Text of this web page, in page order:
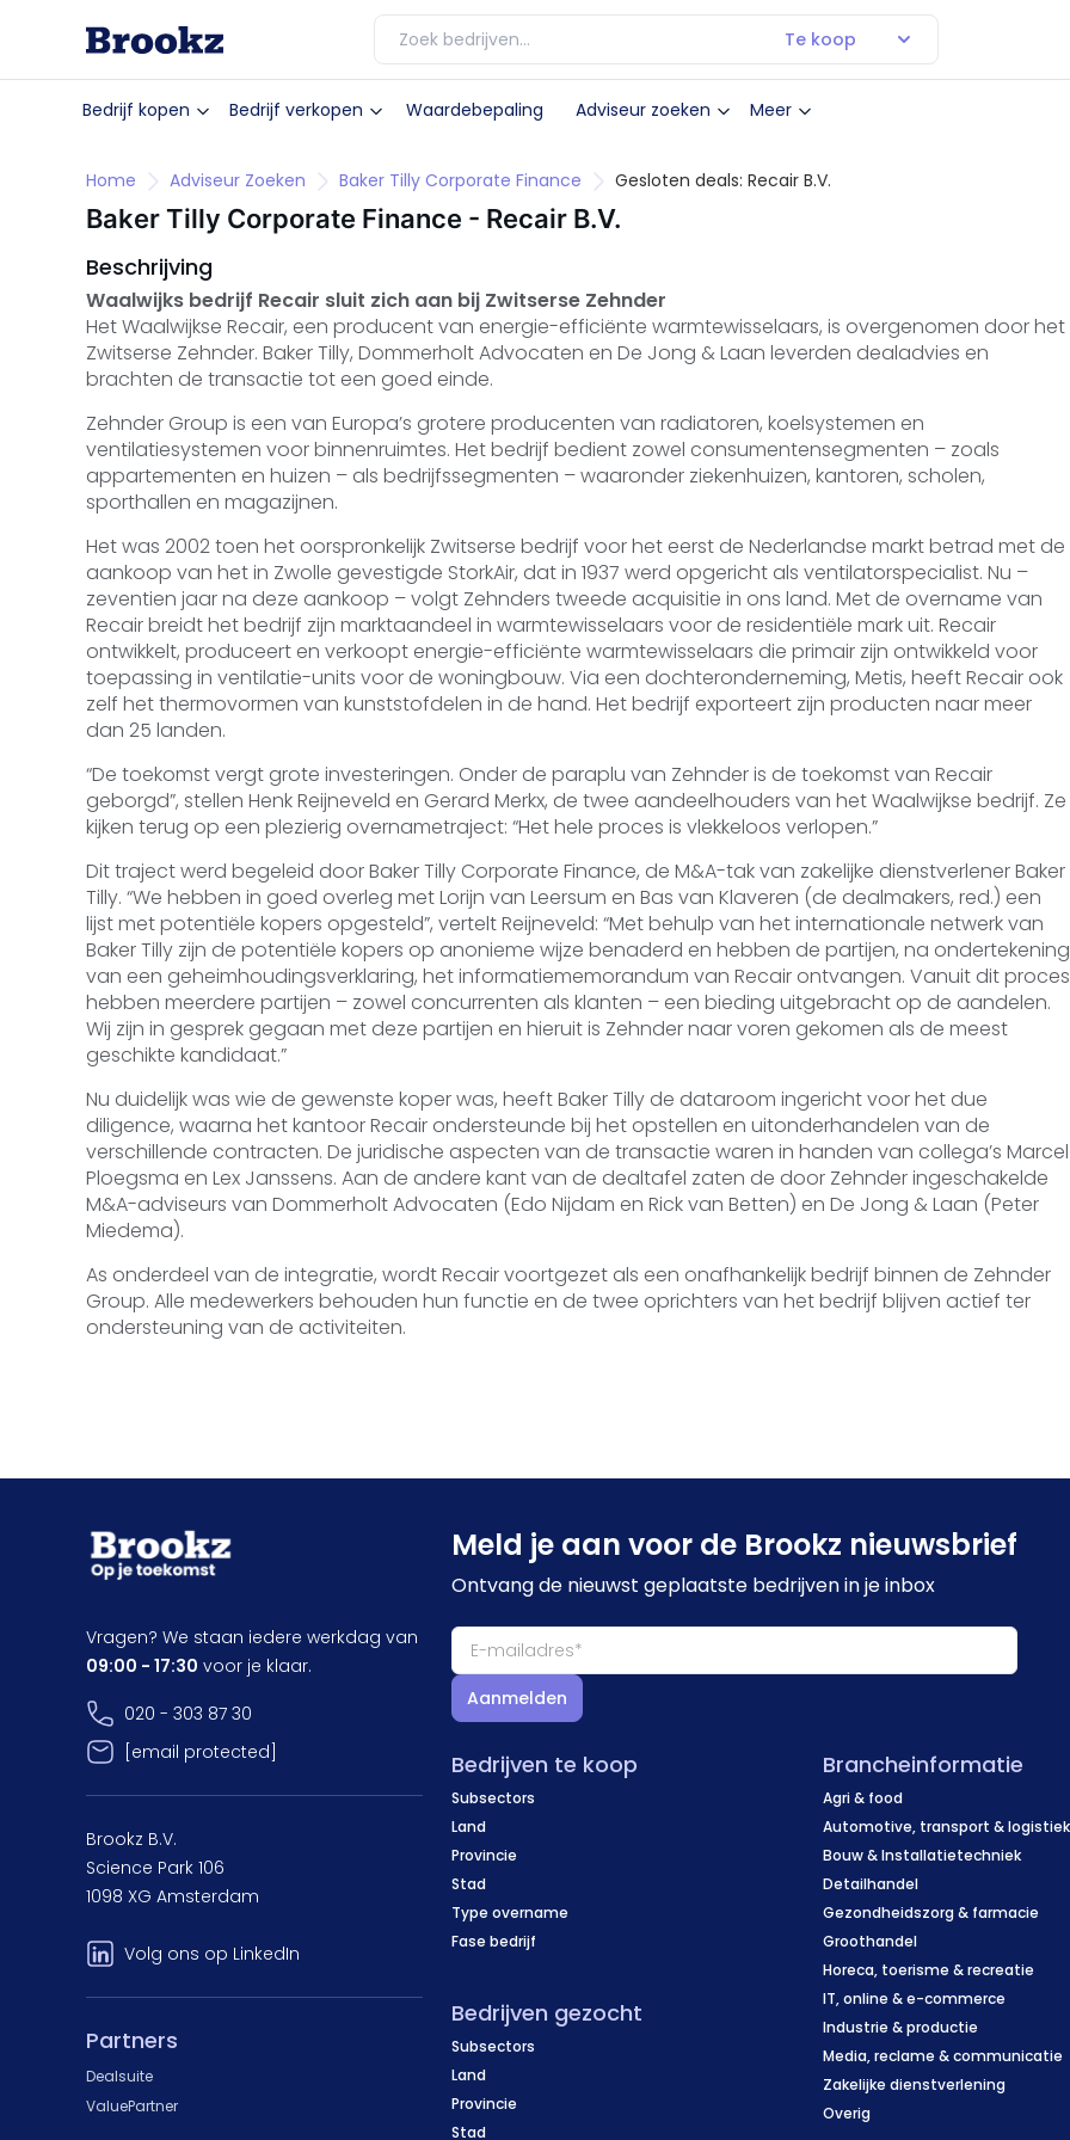
Te koop
Bedrijf kopen Bedrijf verkopen Waardebepaling Adviseur zoeken Meer
Home Adviseur Zoeken Baker Tilly Corporate Finance Gesloten deals: Recair B.V.
Baker Tilly Corporate Finance - Recair B.V.
Beschrijving
Waalwijks bedrijf Recair sluit zich aan bij Zwitserse Zehnder
Het Waalwijkse Recair, een producent van energie-efficiënte warmtewisselaars, is overgenomen door het
Zwitserse Zehnder. Baker Tilly, Dommerholt Advocaten en De Jong & Laan leverden dealadvies en
brachten de transactie tot een goed einde.
Zehnder Group is een van Europa’s grotere producenten van radiatoren, koelsystemen en
ventilatiesystemen voor binnenruimtes. Het bedrijf bedient zowel consumentensegmenten – zoals
appartementen en huizen – als bedrijfssegmenten – waaronder ziekenhuizen, kantoren, scholen,
sporthallen en magazijnen.
Het was 2002 toen het oorspronkelijk Zwitserse bedrijf voor het eerst de Nederlandse markt betrad met de
aankoop van het in Zwolle gevestigde StorkAir, dat in 1937 werd opgericht als ventilatorspecialist. Nu –
zeventien jaar na deze aankoop – volgt Zehnders tweede acquisitie in ons land. Met de overname van
Recair breidt het bedrijf zijn marktaandeel in warmtewisselaars voor de residentiële mark uit. Recair
ontwikkelt, produceert en verkoopt energie-efficiënte warmtewisselaars die primair zijn ontwikkeld voor
toepassing in ventilatie-units voor de woningbouw. Via een dochteronderneming, Metis, heeft Recair ook
zelf het thermovormen van kunststofdelen in de hand. Het bedrijf exporteert zijn producten naar meer
dan 25 landen.
“De toekomst vergt grote investeringen. Onder de paraplu van Zehnder is de toekomst van Recair
geborgd”, stellen Henk Reijneveld en Gerard Merkx, de twee aandeelhouders van het Waalwijkse bedrijf. Ze
kijken terug op een plezierig overnametraject: “Het hele proces is vlekkeloos verlopen.”
Dit traject werd begeleid door Baker Tilly Corporate Finance, de M&A-tak van zakelijke dienstverlener Baker
Tilly. “We hebben in goed overleg met Lorijn van Leersum en Bas van Klaveren (de dealmakers, red.) een
lijst met potentiële kopers opgesteld”, vertelt Reijneveld: “Met behulp van het internationale netwerk van
Baker Tilly zijn de potentiële kopers op anonieme wijze benaderd en hebben de partijen, na ondertekening
van een geheimhoudingsverklaring, het informatiememorandum van Recair ontvangen. Vanuit dit proces
hebben meerdere partijen – zowel concurrenten als klanten – een bieding uitgebracht op de aandelen.
Wij zijn in gesprek gegaan met deze partijen en hieruit is Zehnder naar voren gekomen als de meest
geschikte kandidaat.”
Nu duidelijk was wie de gewenste koper was, heeft Baker Tilly de dataroom ingericht voor het due
diligence, waarna het kantoor Recair ondersteunde bij het opstellen en uitonderhandelen van de
verschillende contracten. De juridische aspecten van de transactie waren in handen van collega’s Marcel
Ploegsma en Lex Janssens. Aan de andere kant van de dealtafel zaten de door Zehnder ingeschakelde
M&A-adviseurs van Dommerholt Advocaten (Edo Nijdam en Rick van Betten) en De Jong & Laan (Peter
Miedema).
As onderdeel van de integratie, wordt Recair voortgezet als een onafhankelijk bedrijf binnen de Zehnder
Group. Alle medewerkers behouden hun functie en de twee oprichters van het bedrijf blijven actief ter
ondersteuning van de activiteiten.
Meld je aan voor de Brookz nieuwsbrief
Ontvang de nieuwst geplaatste bedrijven in je inbox
Aanmelden
Bedrijven te koop
Subsectors
Land
Provincie
Stad
Type overname
Fase bedrijf
Bedrijven gezocht
Subsectors
Land
Provincie
Stad
Brancheinformatie
Agri & food
Automotive, transport & logistiek
Bouw & Installatietechniek
Detailhandel
Gezondheidszorg & farmacie
Groothandel
Horeca, toerisme & recreatie
IT, online & e-commerce
Industrie & productie
Media, reclame & communicatie
Zakelijke dienstverlening
Overig
Vragen? We staan iedere werkdag van
09:00 - 17:30 voor je klaar.
020 - 303 87 30
[email protected]
Brookz B.V.
Science Park 106
1098 XG Amsterdam
Volg ons op LinkedIn
Partners
Dealsuite
ValuePartner